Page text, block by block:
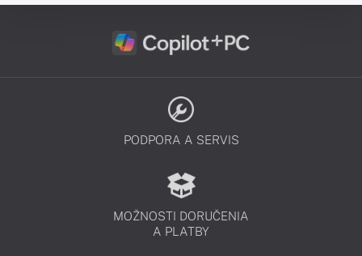
PODPORA A SERVIS
MOŽNOSTI DORUČENIA
A PLATBY